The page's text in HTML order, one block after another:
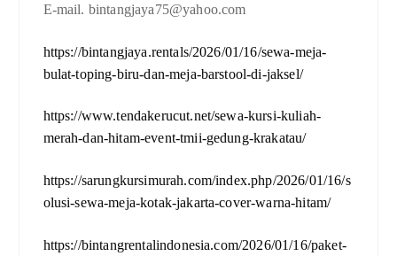
E-mail. bintangjaya75@yahoo.com
https://bintangjaya.rentals/2026/01/16/sewa-meja-
bulat-toping-biru-dan-meja-barstool-di-jaksel/
https://www.tendakerucut.net/sewa-kursi-kuliah-
merah-dan-hitam-event-tmii-gedung-krakatau/
https://sarungkursimurah.com/index.php/2026/01/16/s
olusi-sewa-meja-kotak-jakarta-cover-warna-hitam/
https://bintangrentalindonesia.com/2026/01/16/paket-